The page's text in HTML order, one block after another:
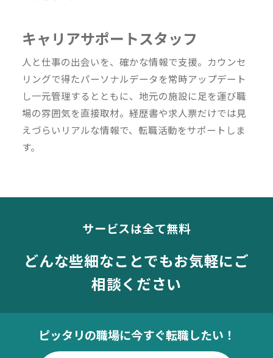
キャリアサポートスタッフ
人と仕事の出会いを、確かな情報で支援。カウンセ
リングで得たパーソナルデータを常時アップデート
し一元管理するとともに、地元の施設に足を運び職
場の雰囲気を直接取材。経歴書や求人票だけでは見
えづらいリアルな情報で、転職活動をサポートしま
す。
サービスは全て無料
どんな些細なことでもお気軽にご
相談ください
ピッタリの職場に今すぐ転職したい！